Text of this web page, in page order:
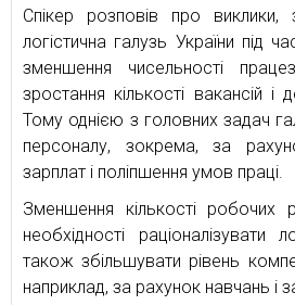
Спікер розповів про виклики,
логістична галузь України під
зменшення чисельності
зростання кількості вакансій і
Тому однією з головних задач
персоналу, зокрема, за
зарплат і поліпшення умов праці.
Зменшення кількості робочих
необхідності раціоналізувати
також збільшувати рівень
наприклад, за рахунок навчань і